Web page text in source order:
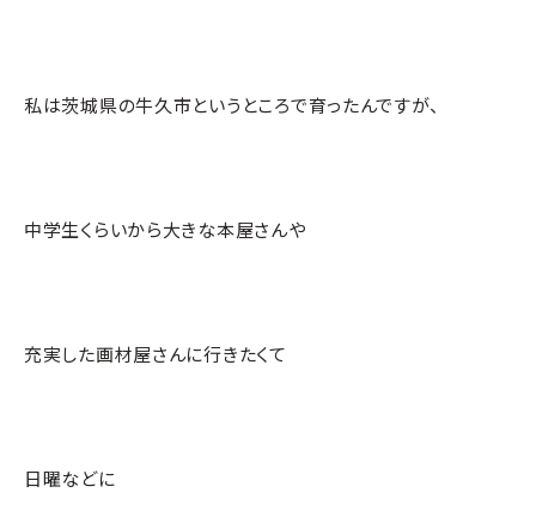
私は茨城県の牛久市というところで育ったんですが、
中学生くらいから大きな本屋さんや
充実した画材屋さんに行きたくて
日曜などに